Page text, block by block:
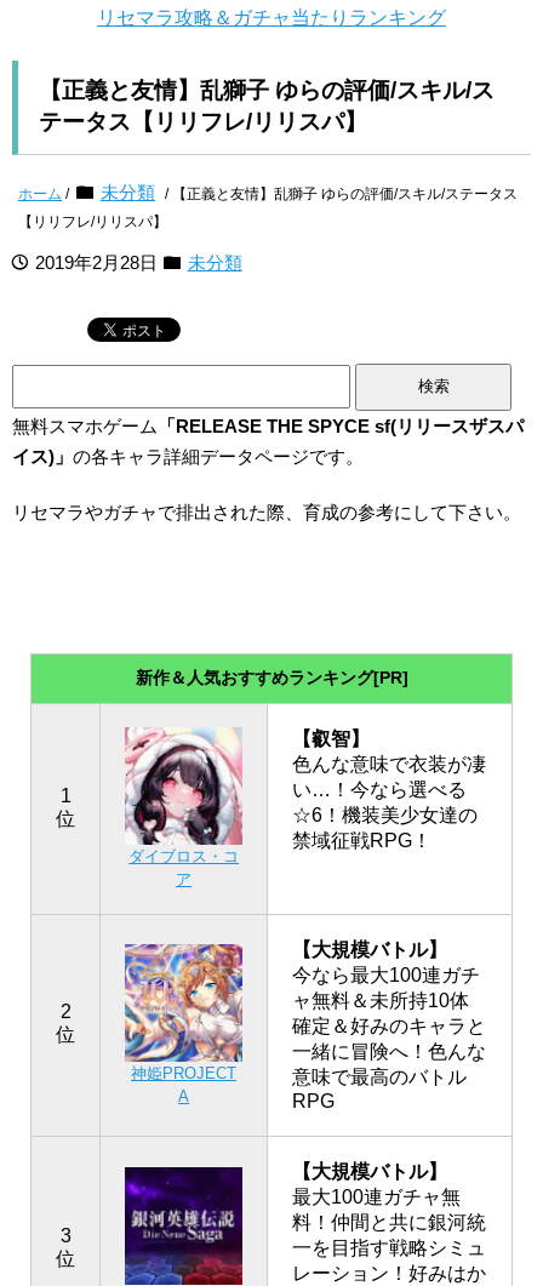
リセマラ攻略＆ガチャ当たりランキング
【正義と友情】乱獅子 ゆらの評価/スキル/ス
テータス【リリフレ/リリスパ】
ホーム / 未分類 / 【正義と友情】乱獅子 ゆらの評価/スキル/ステータス
【リリフレ/リリスパ】
2019年2月28日 未分類
無料スマホゲーム
「RELEASE THE SPYCE sf(リリースザスパ
イス)」 の各キャラ詳細データページです。
リセマラやガチャで排出された際、育成の参考にして下さい。
新作＆人気おすすめランキング[PR]
1
位
ダイブロス・コ
ア
【叡智】
色んな意味で衣装が凄
い…！今なら選べる
☆6！機装美少女達の
禁域征戦RPG！
2
位
神姫PROJECT
A
【大規模バトル】
今なら最大100連ガチ
ャ無料＆未所持10体
確定＆好みのキャラと
一緒に冒険へ！色んな
意味で最高のバトル
RPG
3
位
【大規模バトル】
最大100連ガチャ無
料！仲間と共に銀河統
一を目指す戦略シミュ
レーション！好みはか